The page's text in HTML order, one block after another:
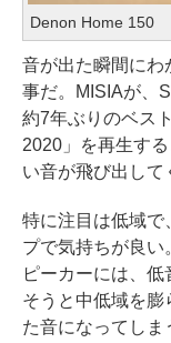
Denon Home 150
音が出た瞬間にわ
事だ。MISIAが、
約7年ぶりのベス
2020」を再生す
い音が飛び出して
特に注目は低域で
プで気持ちが良い
ピーカーには、
そうと中低域を膨
た音になってしま